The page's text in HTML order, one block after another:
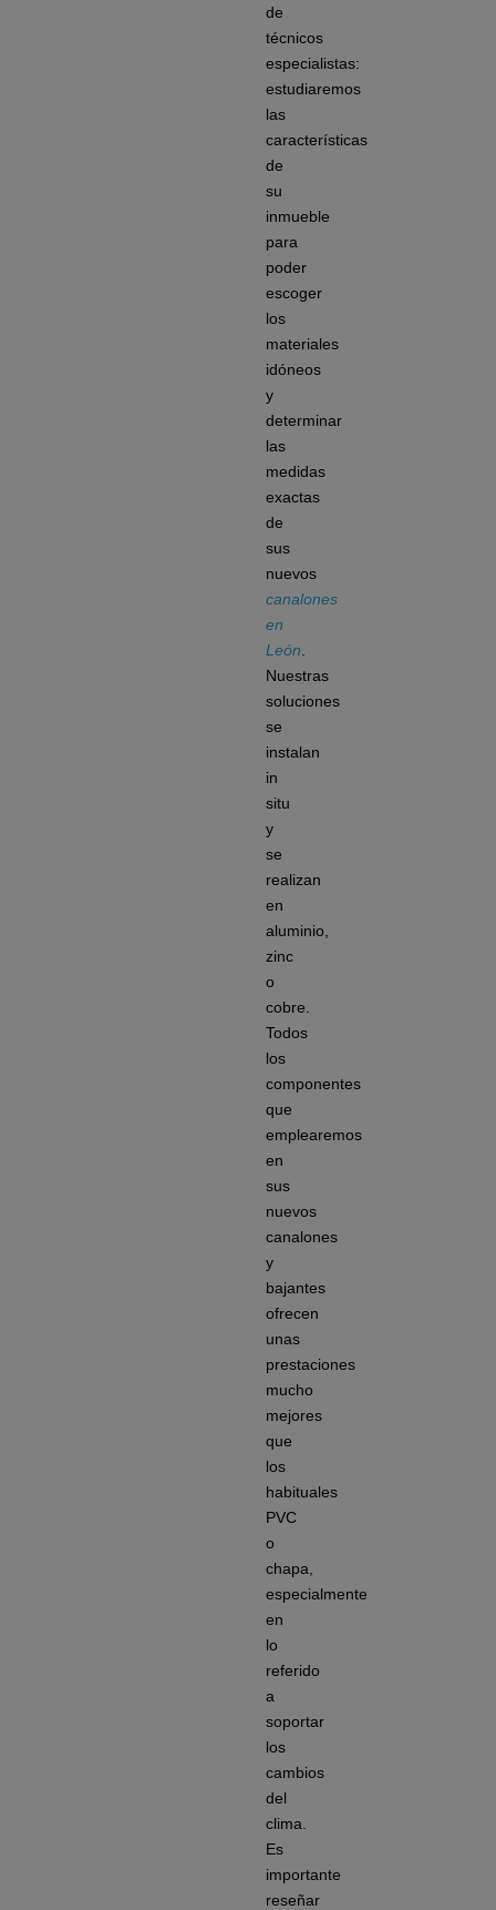
de
técnicos
especialistas:
estudiaremos
las
características
de
su
inmueble
para
poder
escoger
los
materiales
idóneos
y
determinar
las
medidas
exactas
de
sus
nuevos
canalones
en
León
Nuestras
soluciones
se
instalan
in
situ
y
se
realizan
en
aluminio,
zinc
o
cobre.
Todos
los
componentes
que
emplearemos
en
sus
nuevos
canalones
y
bajantes
ofrecen
unas
prestaciones
mucho
mejores
que
los
habituales
PVC
o
chapa,
especialmente
en
lo
referido
a
soportar
los
cambios
del
clima.
Es
importante
reseñar